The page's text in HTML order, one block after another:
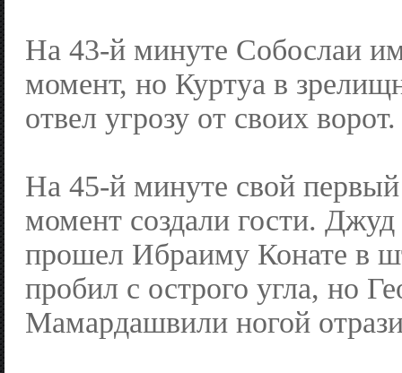
На 43-й минуте Собослаи
момент, но Куртуа в
отвел угрозу от своих ворот.
На 45-й минуте свой
момент создали гости.
прошел Ибраиму Конате в
пробил с острого угла, но
Мамардашвили ногой